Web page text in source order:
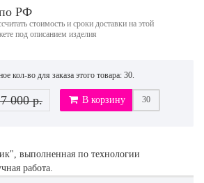
РФ
стоимость и сроки доставки на этой
под описанием изделия
кол-во для заказа этого товара: 30.
000 р. В корзину
выполненная по технологии
работа.